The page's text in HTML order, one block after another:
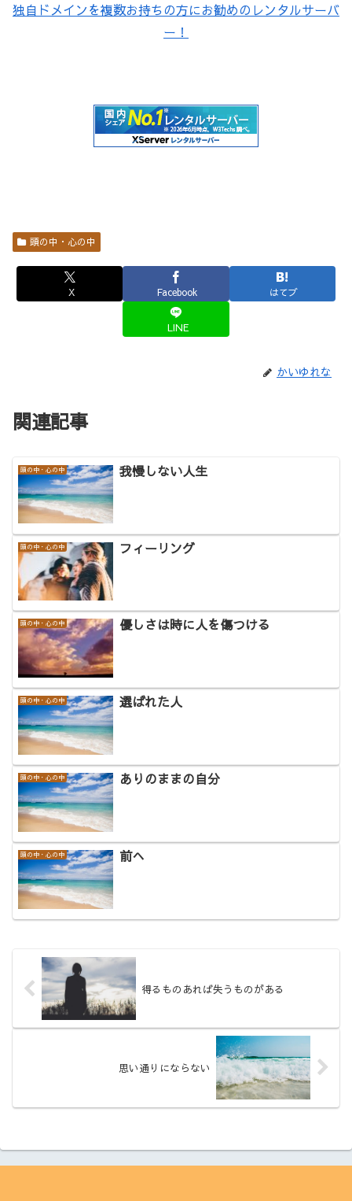
独自ドメインを複数お持ちの方にお勧めのレンタルサーバ
ー！
頭の中・心の中
X Facebook はてブ
LINE
かいゆれな
関連記事
頭の中・心の中 我慢しない人生
頭の中・心の中 フィーリング
頭の中・心の中 優しさは時に人を傷つける
頭の中・心の中 選ばれた人
頭の中・心の中 ありのままの自分
頭の中・心の中 前へ
得るものあれば失うものがある
思い通りにならない